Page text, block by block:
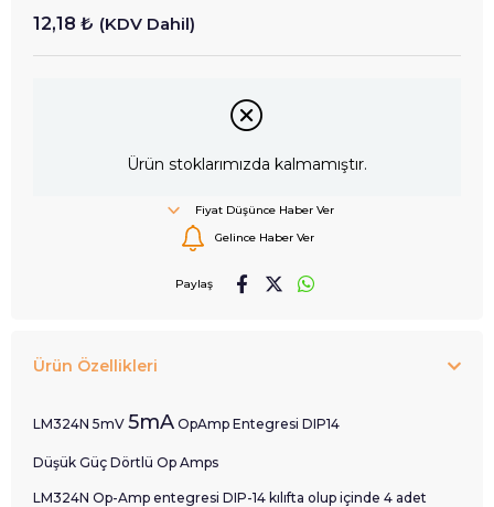
12,18 ₺ (KDV Dahil)
Ürün stoklarımızda kalmamıştır.
Fiyat Düşünce Haber Ver
Gelince Haber Ver
Paylaş
Ürün Özellikleri
LM324N 5mV 5mA OpAmp Entegresi DIP14
Düşük Güç Dörtlü Op Amps
LM324N Op-Amp entegresi DIP-14 kılıfta olup içinde 4 adet